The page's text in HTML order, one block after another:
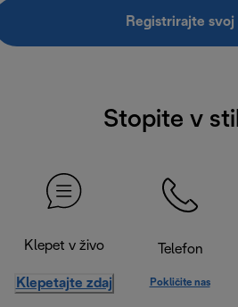
Registrirajte
Stopite v
Klepet v živo
Klepetajte zdaj
Telefon
Pokličite nas